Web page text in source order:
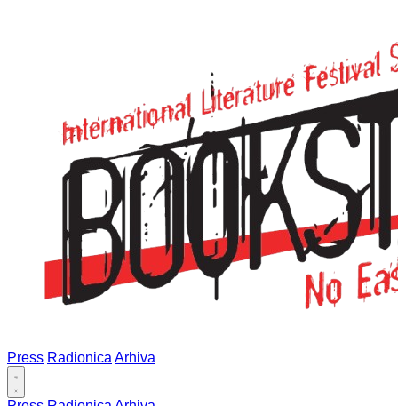
Press Radionica Arhiva